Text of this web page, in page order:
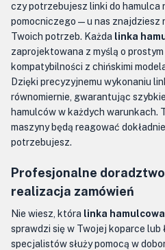
czy potrzebujesz linki do hamulca
pomocniczego — u nas znajdziesz
Twoich potrzeb. Każda linka
zaprojektowana z myślą o
kompatybilności z chińskimi
Dzięki precyzyjnemu wykonaniu
równomiernie, gwarantując
hamulców w każdych warunkach.
maszyny będą reagować
potrzebujesz.
Profesjonalne
realizacja zamówień
Nie wiesz, która linka
sprawdzi się w Twojej koparce lub
specjalistów służy pomocą w